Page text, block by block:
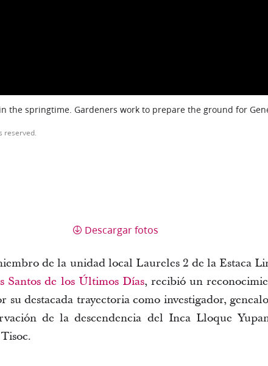
the springtime. Gardeners work to prepare the ground for
reserved.
Descargar fotos
de la unidad local Laureles 2 de la Estaca
Santos de los Últimos Días, recibió un
destacada trayectoria como investigador,
de la descendencia del Inca Lloque